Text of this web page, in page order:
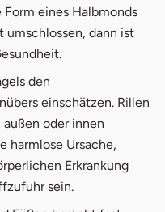
eines Halbmonds
umschlossen, dann ist
den
einschätzen. Rillen
oder innen
harmlose Ursache,
Erkrankung
sein.